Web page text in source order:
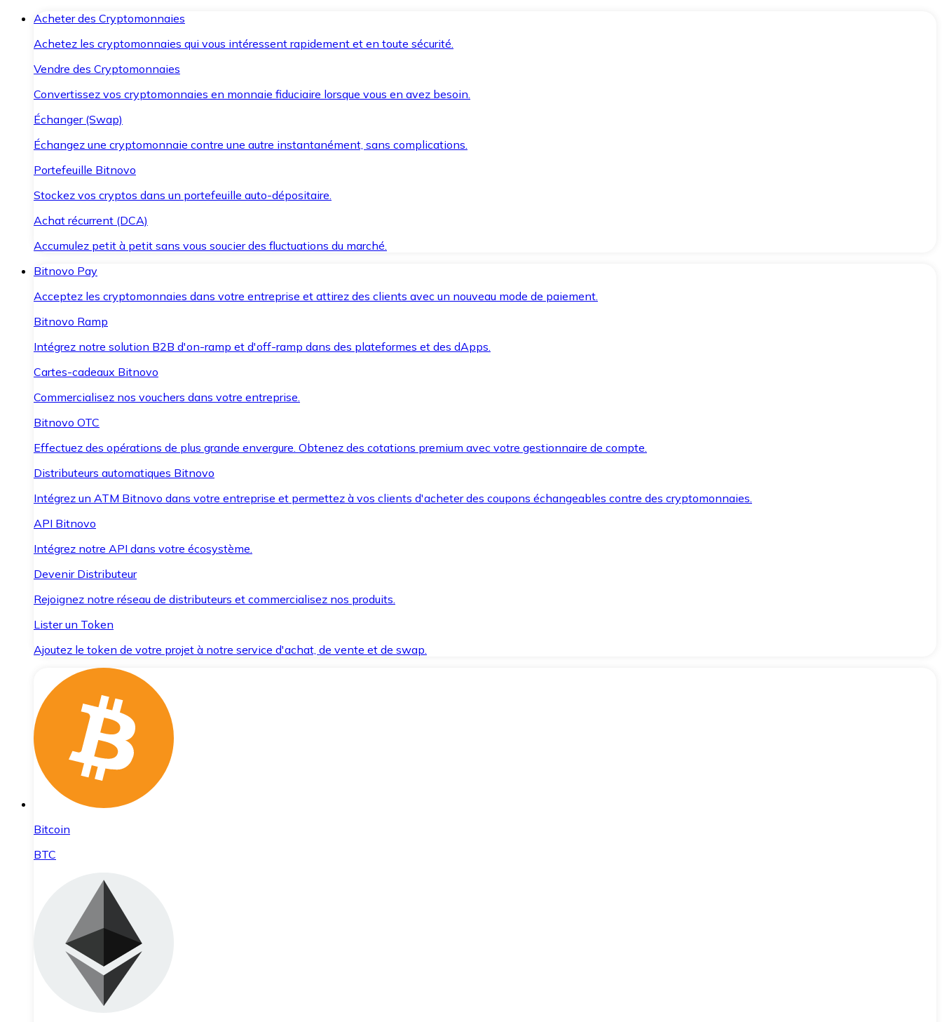
Acheter des Cryptomonnaies
Achetez les cryptomonnaies qui vous intéressent rapidement et en toute sécurité.
Vendre des Cryptomonnaies
Convertissez vos cryptomonnaies en monnaie fiduciaire lorsque vous en avez besoin.
Échanger (Swap)
Échangez une cryptomonnaie contre une autre instantanément, sans complications.
Portefeuille Bitnovo
Stockez vos cryptos dans un portefeuille auto-dépositaire.
Achat récurrent (DCA)
Accumulez petit à petit sans vous soucier des fluctuations du marché.
Bitnovo Pay
Acceptez les cryptomonnaies dans votre entreprise et attirez des clients avec un nouveau mode de paiement.
Bitnovo Ramp
Intégrez notre solution B2B d'on-ramp et d'off-ramp dans des plateformes et des dApps.
Cartes-cadeaux Bitnovo
Commercialisez nos vouchers dans votre entreprise.
Bitnovo OTC
Effectuez des opérations de plus grande envergure. Obtenez des cotations premium avec votre gestionnaire de compte.
Distributeurs automatiques Bitnovo
Intégrez un ATM Bitnovo dans votre entreprise et permettez à vos clients d'acheter des coupons échangeables contre des cryptomonnaies.
API Bitnovo
Intégrez notre API dans votre écosystème.
Devenir Distributeur
Rejoignez notre réseau de distributeurs et commercialisez nos produits.
Lister un Token
Ajoutez le token de votre projet à notre service d'achat, de vente et de swap.
Bitcoin
BTC